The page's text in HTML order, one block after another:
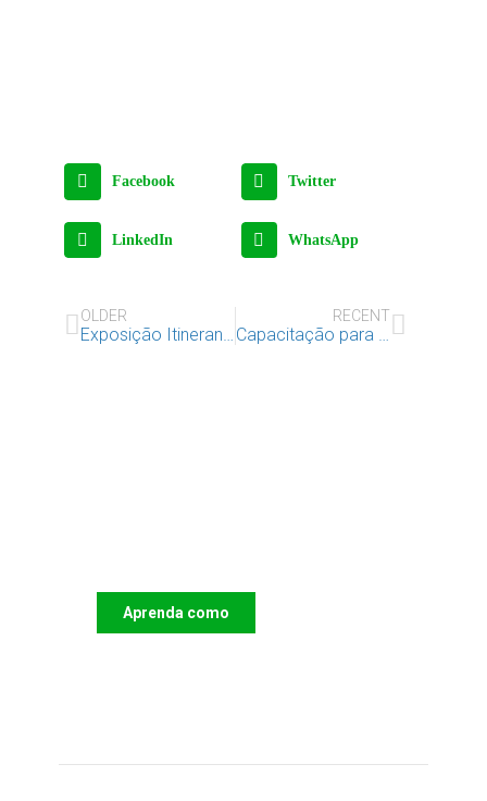
Facebook Twitter
LinkedIn WhatsApp
OLDER
Exposição Itinerante “Convenção sobre os Direitos da Criança” em Vila do Bispo
RECENT
Capacitação para uma intervenção integrada e otimizada junto das crianças da rua em Benguela
Aprenda como